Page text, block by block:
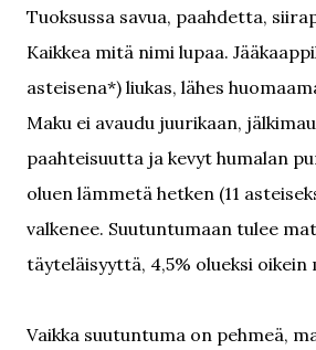
Tuoksussa savua, paahdetta,
Kaikkea mitä nimi lupaa.
asteisena*) liukas, lähes
Maku ei avaudu juurikaan,
paahteisuutta ja kevyt humalan
oluen lämmetä hetken (11
valkenee. Suutuntumaan tulee
täyteläisyyttä, 4,5% olueksi oikein
Vaikka suutuntuma on pehmeä,